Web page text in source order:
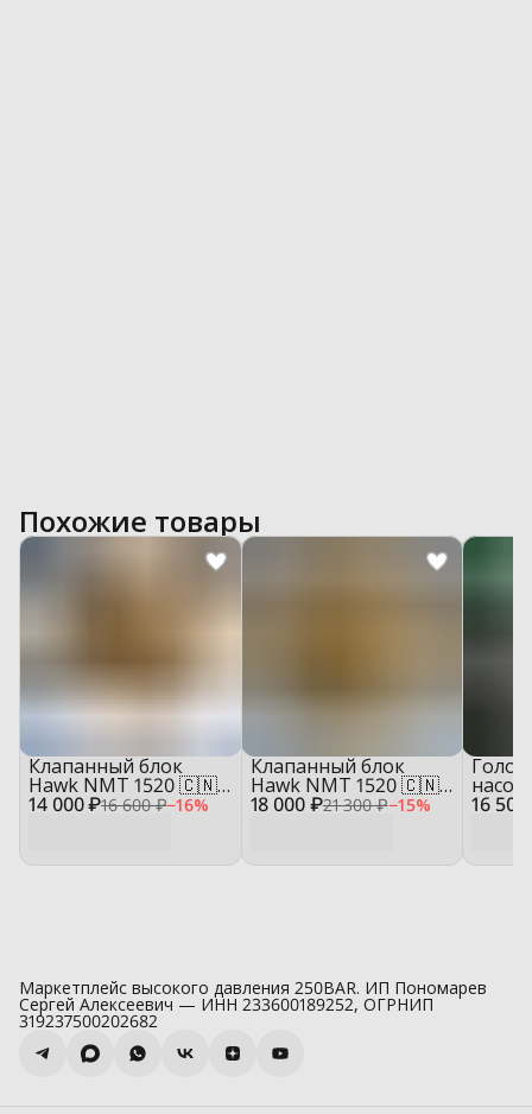
Похожие товары
14 000 ₽16 600 ₽−16%
Клапанный блок
Hawk NMT 1520 🇨🇳
— пустой корпус для 18 000 ₽21 300 ₽−15%
Клапанный блок
Hawk NMT 1520 🇨🇳
— в сборе для 16
Маркетплейс высокого давления 250BAR. ИП Пономарев
Сергей Алексеевич — ИНН 233600189252, ОГРНИП
319237500202682